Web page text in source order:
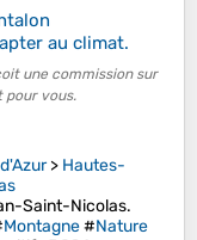
au climat.
une commission sur
pour vous.
> Hautes-
Saint-Nicolas.
Montagne#Nature